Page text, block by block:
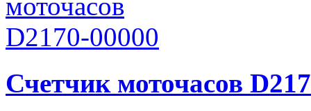
Счетчик моточасов